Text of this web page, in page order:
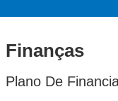
Finanças
Plano De